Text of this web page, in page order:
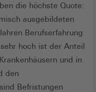
die höchste Quote:
ausgebildeten
Berufserfahrung
hoch ist der Anteil
und in
den
Befristungen